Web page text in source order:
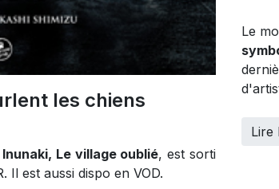
les chiens
Inunaki, Le village oublié, est sorti
Il est aussi dispo en VOD.
Le
Lire